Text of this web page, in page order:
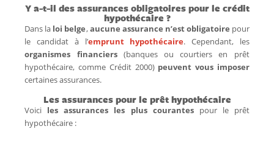
Y a-t-il des assurances obligatoires pour le crédit
hypothécaire ?
Dans la loi belge,aucune assurance n’est obligatoire pour
le candidat à l’emprunt hypothécaire. Cependant, les
organismes financiers(banques ou courtiers en prêt
hypothécaire, comme Crédit 2000) peuvent vous imposer
certaines assurances.
Les assurances pour le prêt hypothécaire
Voici les assurances les plus courantespour le prêt
hypothécaire :